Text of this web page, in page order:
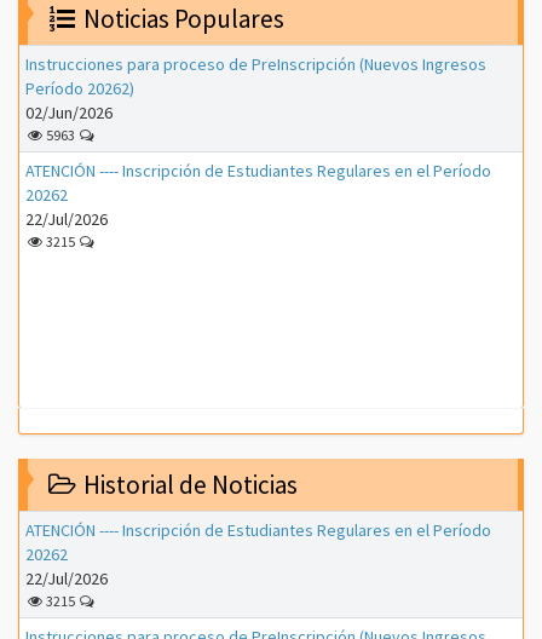
Noticias Populares
Instrucciones para proceso de PreInscripción (Nuevos Ingresos
Período 20262)
02/Jun/2026
5963
ATENCIÓN ---- Inscripción de Estudiantes Regulares en el Período
20262
22/Jul/2026
3215
Historial de Noticias
ATENCIÓN ---- Inscripción de Estudiantes Regulares en el Período
20262
22/Jul/2026
3215